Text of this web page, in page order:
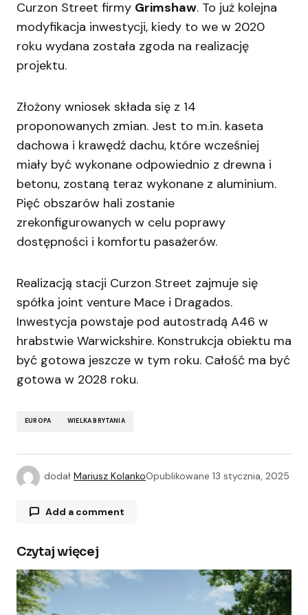
Curzon Street firmy Grimshaw. To już kolejna
modyfikacja inwestycji, kiedy to we w 2020
roku wydana została zgoda na realizację
projektu.
Złożony wniosek składa się z 14
proponowanych zmian. Jest to m.in. kaseta
dachowa i krawędź dachu, które wcześniej
miały być wykonane odpowiednio z drewna i
betonu, zostaną teraz wykonane z aluminium.
Pięć obszarów hali zostanie
zrekonfigurowanych w celu poprawy
dostępności i komfortu pasażerów.
Realizacją stacji Curzon Street zajmuje się
spółka joint venture Mace i Dragados.
Inwestycja powstaje pod autostradą A46 w
hrabstwie Warwickshire. Konstrukcja obiektu ma
być gotowa jeszcze w tym roku. Całość ma być
gotowa w 2028 roku.
EUROPA WIELKA BRYTANIA
dodał Mariusz KolankoOpublikowane 13 stycznia, 2025
Add a comment
Twój adres e-mail nie zostanie opublikowany.
Wymagane pola są oznaczone
Czytaj więcej